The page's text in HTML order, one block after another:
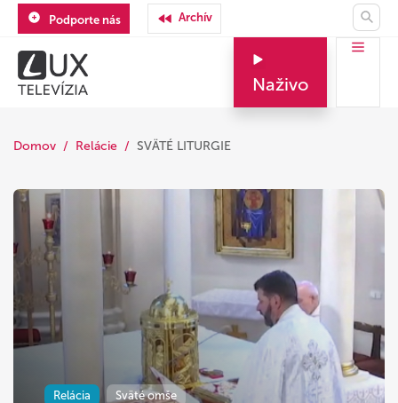
Podporte nás Archív
Naživo
Domov Relácie SVÄTÉ LITURGIE
Relácia Sväté omše